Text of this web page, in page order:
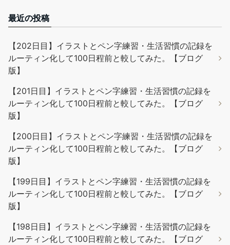
最近の投稿
【202日目】イラストとペン字練習・生活習慣の記録を
ルーティン化して100日程前と較してみた。【ブログ
版】
【201日目】イラストとペン字練習・生活習慣の記録を
ルーティン化して100日程前と較してみた。【ブログ
版】
【200日目】イラストとペン字練習・生活習慣の記録を
ルーティン化して100日程前と較してみた。【ブログ
版】
【199日目】イラストとペン字練習・生活習慣の記録を
ルーティン化して100日程前と較してみた。【ブログ
版】
【198日目】イラストとペン字練習・生活習慣の記録を
ルーティン化して100日程前と較してみた。【ブログ